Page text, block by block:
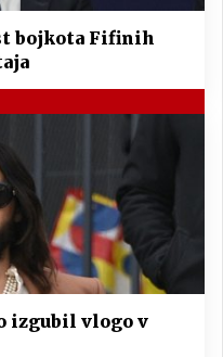
bojkota Fifinih
izgubil vlogo v